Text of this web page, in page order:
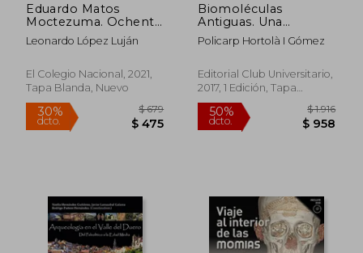
50%
dcto.
$ 2.282 50%
dcto.
Eduardo Matos
Moctezuma. Ochenta
años
Leonardo López Luján
El Colegio Nacional, 2021,
Tapa Blanda, Nuevo
Biomoléculas
Antiguas. Una
Introducción a la
Arqueología
Policarp Hortolà I Gómez
Editorial Club Universitario,
2017, 1 Edición, Tapa
Blanda, Nuevo